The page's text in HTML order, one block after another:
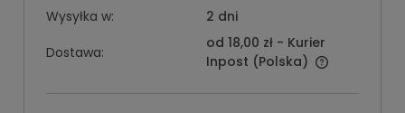
Wysyłka w:
2 dni
Dostawa:
od 18,00 zł - Kurier
Inpost (Polska)